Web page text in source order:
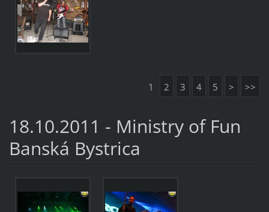
1 2 3 4 5 > >>
18.10.2011 - Ministry of Fun
Banská Bystrica